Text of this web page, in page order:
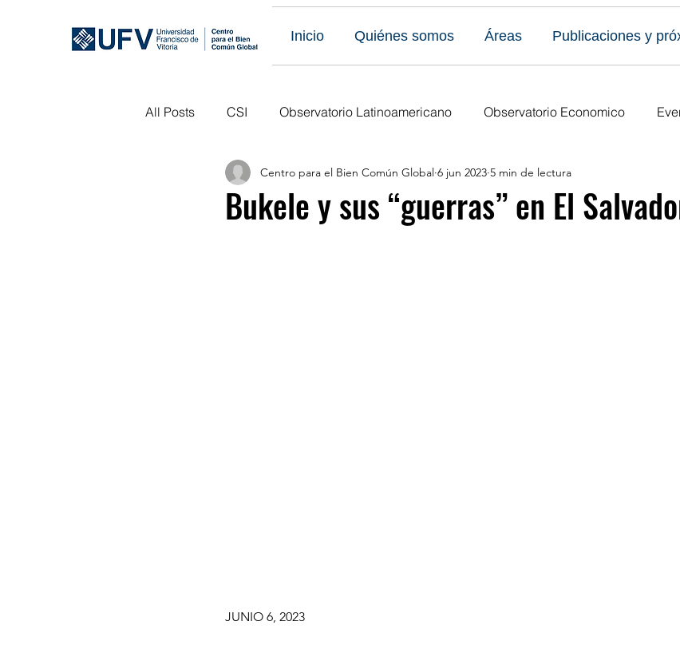
Inicio Quiénes somos Áreas Publicaciones y
All Posts CSI Observatorio Latinoamericano Observatorio Economico
Eventos Obs LATAM Publicaciones Todos los eventos
Bukele y sus “guerras” en El
Centro para el Bien Común Global 6 jun 2023 5 min de lectura
JUNIO 6, 2023